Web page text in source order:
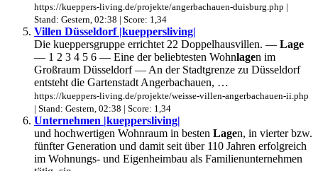
https://kueppers-living.de/projekte/angerbachauen-duisburg.php |
Stand: Gestern, 02:38 | Score: 1,34
Villen Düsseldorf |kueppersliving|
Die kueppersgruppe errichtet 22 Doppelhausvillen. — Lage
— 1 2 3 4 5 6 — Eine der beliebtesten Wohnlagen im
Großraum Düsseldorf — An der Stadtgrenze zu Düsseldorf
entsteht die Gartenstadt Angerbachauen, …
https://kueppers-living.de/projekte/weisse-villen-angerbachauen-ii.php
| Stand: Gestern, 02:38 | Score: 1,34
Unternehmen |kueppersliving|
und hochwertigen Wohnraum in besten Lagen, in vierter bzw.
fünfter Generation und damit seit über 110 Jahren erfolgreich
im Wohnungs- und Eigenheimbau als Familienunternehmen